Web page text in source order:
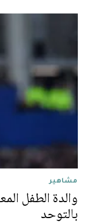
مشاهير
والدة الطفل
بالتوحد